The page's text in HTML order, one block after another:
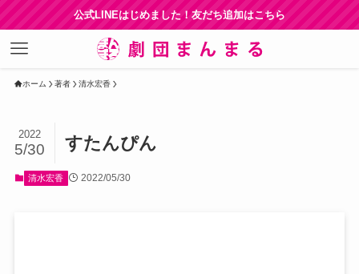
公式LINEはじめました！友だち追加はこちら
ホーム 著者 清水宏香
すたんぴん
2022
5/30
清水宏香 2022/05/30